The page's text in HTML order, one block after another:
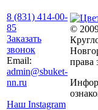
8 (831) 414-00-
85
Заказать
звонок
Email:
admin@sbuket-
nn.ru
Наш Instagram
©
права